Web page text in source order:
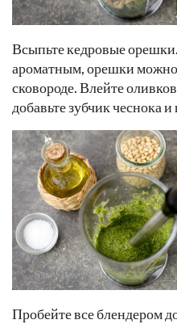
Всыпьте кедровые
ароматным, орешки можно
сковороде. Влейте
добавьте зубчик чеснока
Пробейте все блендером